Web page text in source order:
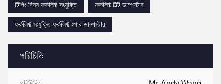
পরিচিতি
টিপিং বিনস ফর্কলিফ্ট সংযুক্তি
ফর্কলিফ্ট টিল্ট ডাম্পস্টার
ফর্কলিফ্ট সংযুক্তি ফর্কলিফ্ট হপার ডাম্পস্টার